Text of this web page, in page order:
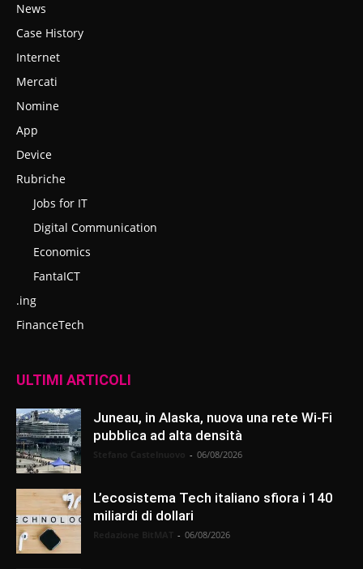
News
Case History
Internet
Mercati
Nomine
App
Device
Rubriche
Jobs for IT
Digital Communication
Economics
FantaICT
.ing
FinanceTech
ULTIMI ARTICOLI
Juneau, in Alaska, nuova una rete Wi-Fi
pubblica ad alta densità
- 06/08/2026
L’ecosistema Tech italiano sfiora i 140
miliardi di dollari
- 06/08/2026